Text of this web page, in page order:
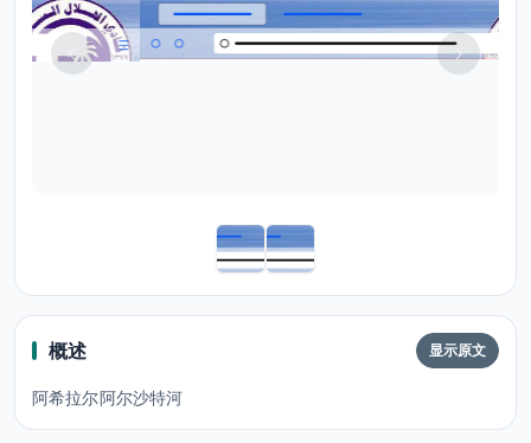
概述 显示原文
阿希拉尔阿尔沙特河